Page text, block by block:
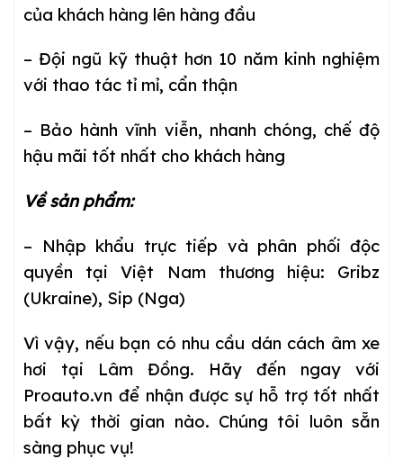
của khách hàng lên hàng đầu
– Đội ngũ kỹ thuật hơn 10 năm kinh nghiệm
với thao tác tỉ mỉ, cẩn thận
– Bảo hành vĩnh viễn, nhanh chóng, chế độ
hậu mãi tốt nhất cho khách hàng
Về sản phẩm:
– Nhập khẩu trực tiếp và phân phối độc
quyền tại Việt Nam thương hiệu: Gribz
(Ukraine), Sip (Nga)
Vì vậy, nếu bạn có nhu cầu dán cách âm xe
hơi tại Lâm Đồng. Hãy đến ngay với
Proauto.vn để nhận được sự hỗ trợ tốt nhất
bất kỳ thời gian nào. Chúng tôi luôn sẵn
sàng phục vụ!